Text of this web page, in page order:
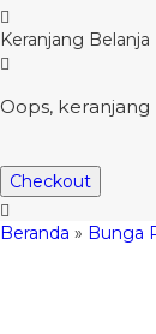
Keranjang Belanja
Oops,
Checkout
Beranda » Bunga